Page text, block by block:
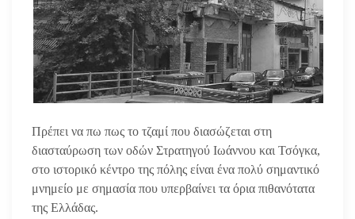
Πρέπει να πω πως το τζαμί που διασώζεται στη
διασταύρωση των οδών Στρατηγού Ιωάννου και Τσόγκα,
στο ιστορικό κέντρο της πόλης είναι ένα πολύ σημαντικό
μνημείο με σημασία που υπερβαίνει τα όρια πιθανότατα
της Ελλάδας.